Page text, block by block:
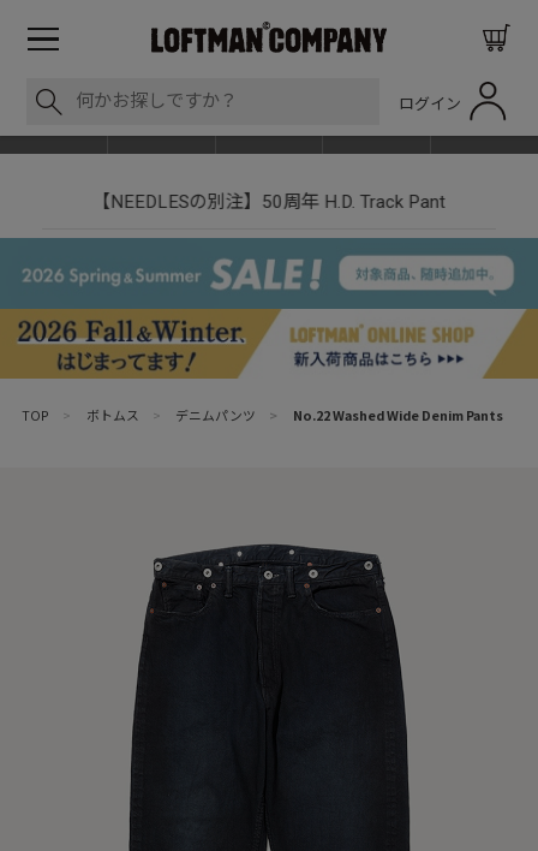
ログイン
【NEEDLESの別注】50周年 H.D. Track Pant
TOP > ボトムス > デニムパンツ > No.22 Washed Wide Denim Pants